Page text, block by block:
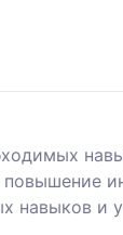
повышение
навыков и